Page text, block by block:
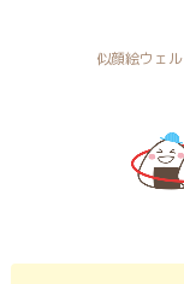
似顔絵ウェ